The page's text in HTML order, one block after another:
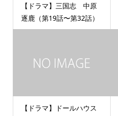
【ドラマ】三国志 中原
逐鹿（第19話〜第32話）
【ドラマ】ドールハウス